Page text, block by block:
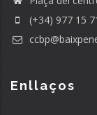
(+34) 977 15
Enllaços